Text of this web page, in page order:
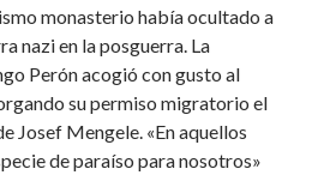
monasterio había ocultado a
nazi en la posguerra. La
Perón acogió con gusto al
su permiso migratorio el
Josef Mengele. «En aquellos
de paraíso para nosotros»